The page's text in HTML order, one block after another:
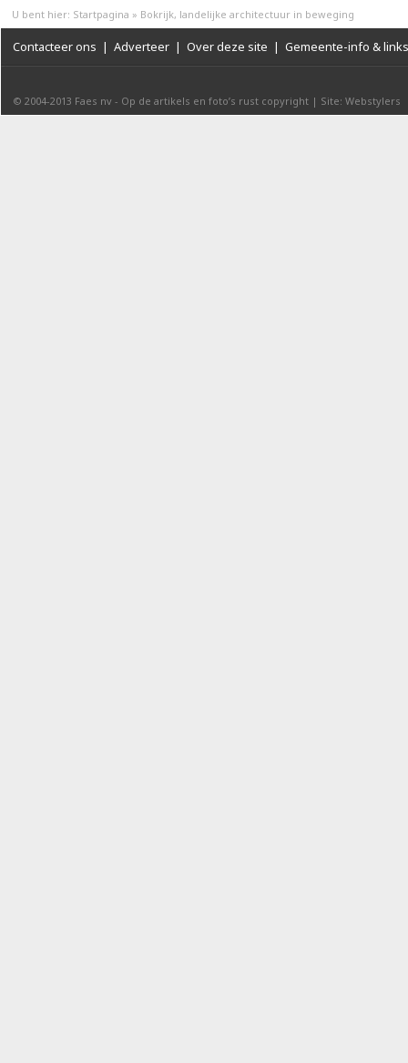
U bent hier: Startpagina » Bokrijk, landelijke architectuur in beweging
Contacteer ons | Adverteer | Over deze site | Gemeente-info & links
© 2004-2013 Faes nv - Op de artikels en foto’s rust copyright | Site: Webstylers